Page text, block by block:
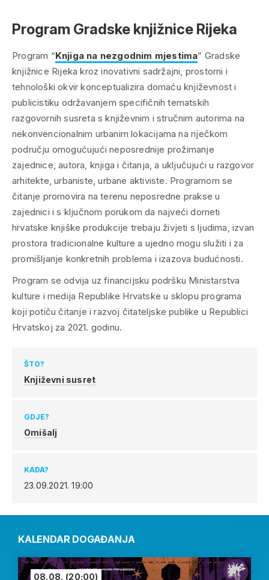
Program Gradske knjižnice Rijeka
Program “Knjiga na nezgodnim mjestima” Gradske
knjižnice Rijeka kroz inovativni sadržajni, prostorni i
tehnološki okvir konceptualizira domaću književnost i
publicistiku održavanjem specifičnih tematskih
razgovornih susreta s književnim i stručnim autorima na
nekonvencionalnim urbanim lokacijama na riječkom
području omogućujući neposrednije prožimanje
zajednice, autora, knjiga i čitanja, a uključujući u razgovor
arhitekte, urbaniste, urbane aktiviste. Programom se
čitanje promovira na terenu neposredne prakse u
zajednici i s ključnom porukom da najveći dometi
hrvatske knjiške produkcije trebaju živjeti s ljudima, izvan
prostora tradicionalne kulture a ujedno mogu služiti i za
promišljanje konkretnih problema i izazova budućnosti.
Program se odvija uz financijsku podršku Ministarstva
kulture i medija Republike Hrvatske u sklopu programa
koji potiču čitanje i razvoj čitateljske publike u Republici
Hrvatskoj za 2021. godinu.
ŠTO?
Književni susret
GDJE?
Omišalj
KADA?
23.09.2021.19:00
KALENDAR DOGAĐANJA
08.08. (20:00)